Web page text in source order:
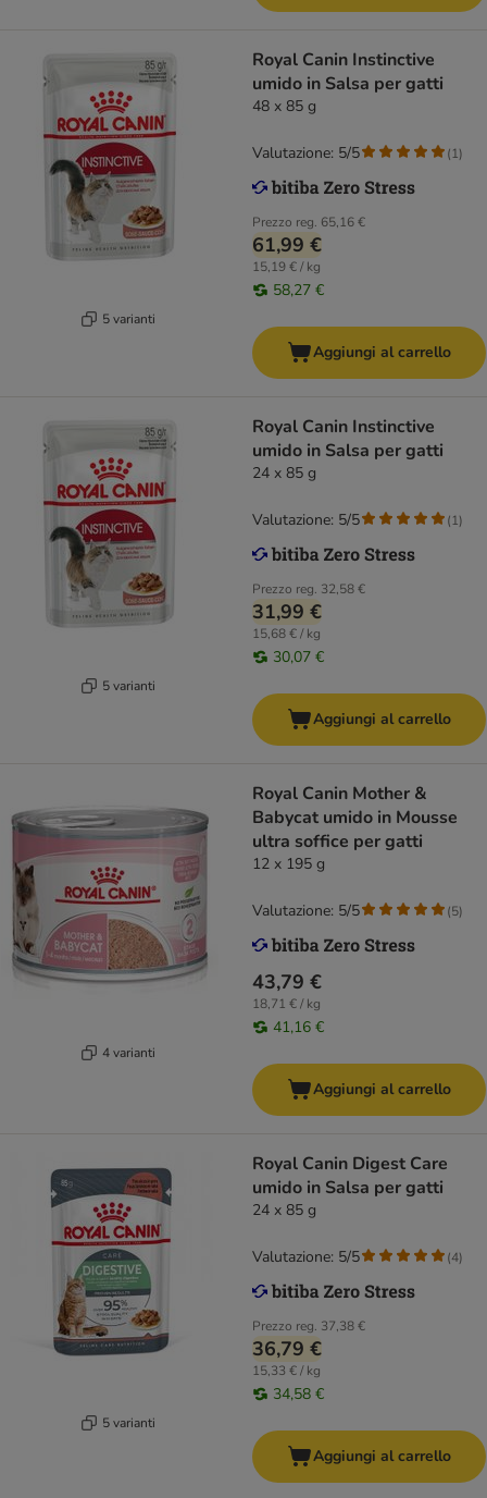
5 varianti
Royal Canin Instinctive
umido in Salsa per gatti
48 x 85 g
Prezzo reg. 65,16 €
61,99 €
15,19 € / kg
58,27 €
Valutazione: 5/5 (1)
Aggiungi al carrello
5 varianti
Royal Canin Instinctive
umido in Salsa per gatti
24 x 85 g
Prezzo reg. 32,58 €
31,99 €
15,68 € / kg
30,07 €
Valutazione: 5/5 (1)
Aggiungi al carrello
4 varianti
Royal Canin Mother &
Babycat umido in Mousse
ultra soffice per gatti
12 x 195 g
43,79 €
18,71 € / kg
41,16 €
Valutazione: 5/5 (5)
Aggiungi al carrello
5 varianti
Royal Canin Digest Care
umido in Salsa per gatti
24 x 85 g
Prezzo reg. 37,38 €
36,79 €
15,33 € / kg
34,58 €
Valutazione: 5/5 (4)
Aggiungi al carrello